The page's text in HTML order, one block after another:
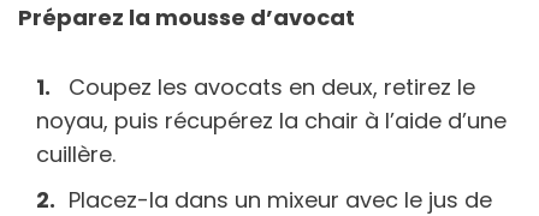
Préparez la mousse d’avocat
Coupez les avocats en deux, retirez le
noyau, puis récupérez la chair à l’aide d’une
cuillère.
Placez-la dans un mixeur avec le jus de